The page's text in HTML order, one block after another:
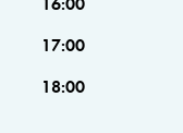
17:00
18:00